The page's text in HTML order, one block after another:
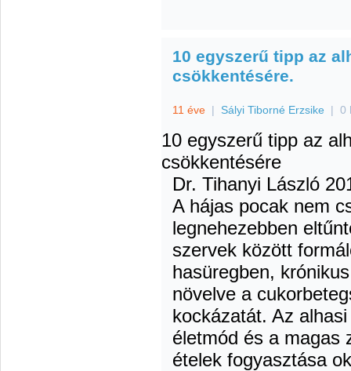
10 egyszerű tipp az
csökkentésére.
11 éve | Sályi Tiborné Erzsike | 0
10 egyszerű tipp az
csökkentésére
Dr. Tihanyi László
A hájas pocak nem
legnehezebben
szervek között
hasüregben,
növelve a
kockázatát. Az
életmód és a magas
ételek fogyasztása